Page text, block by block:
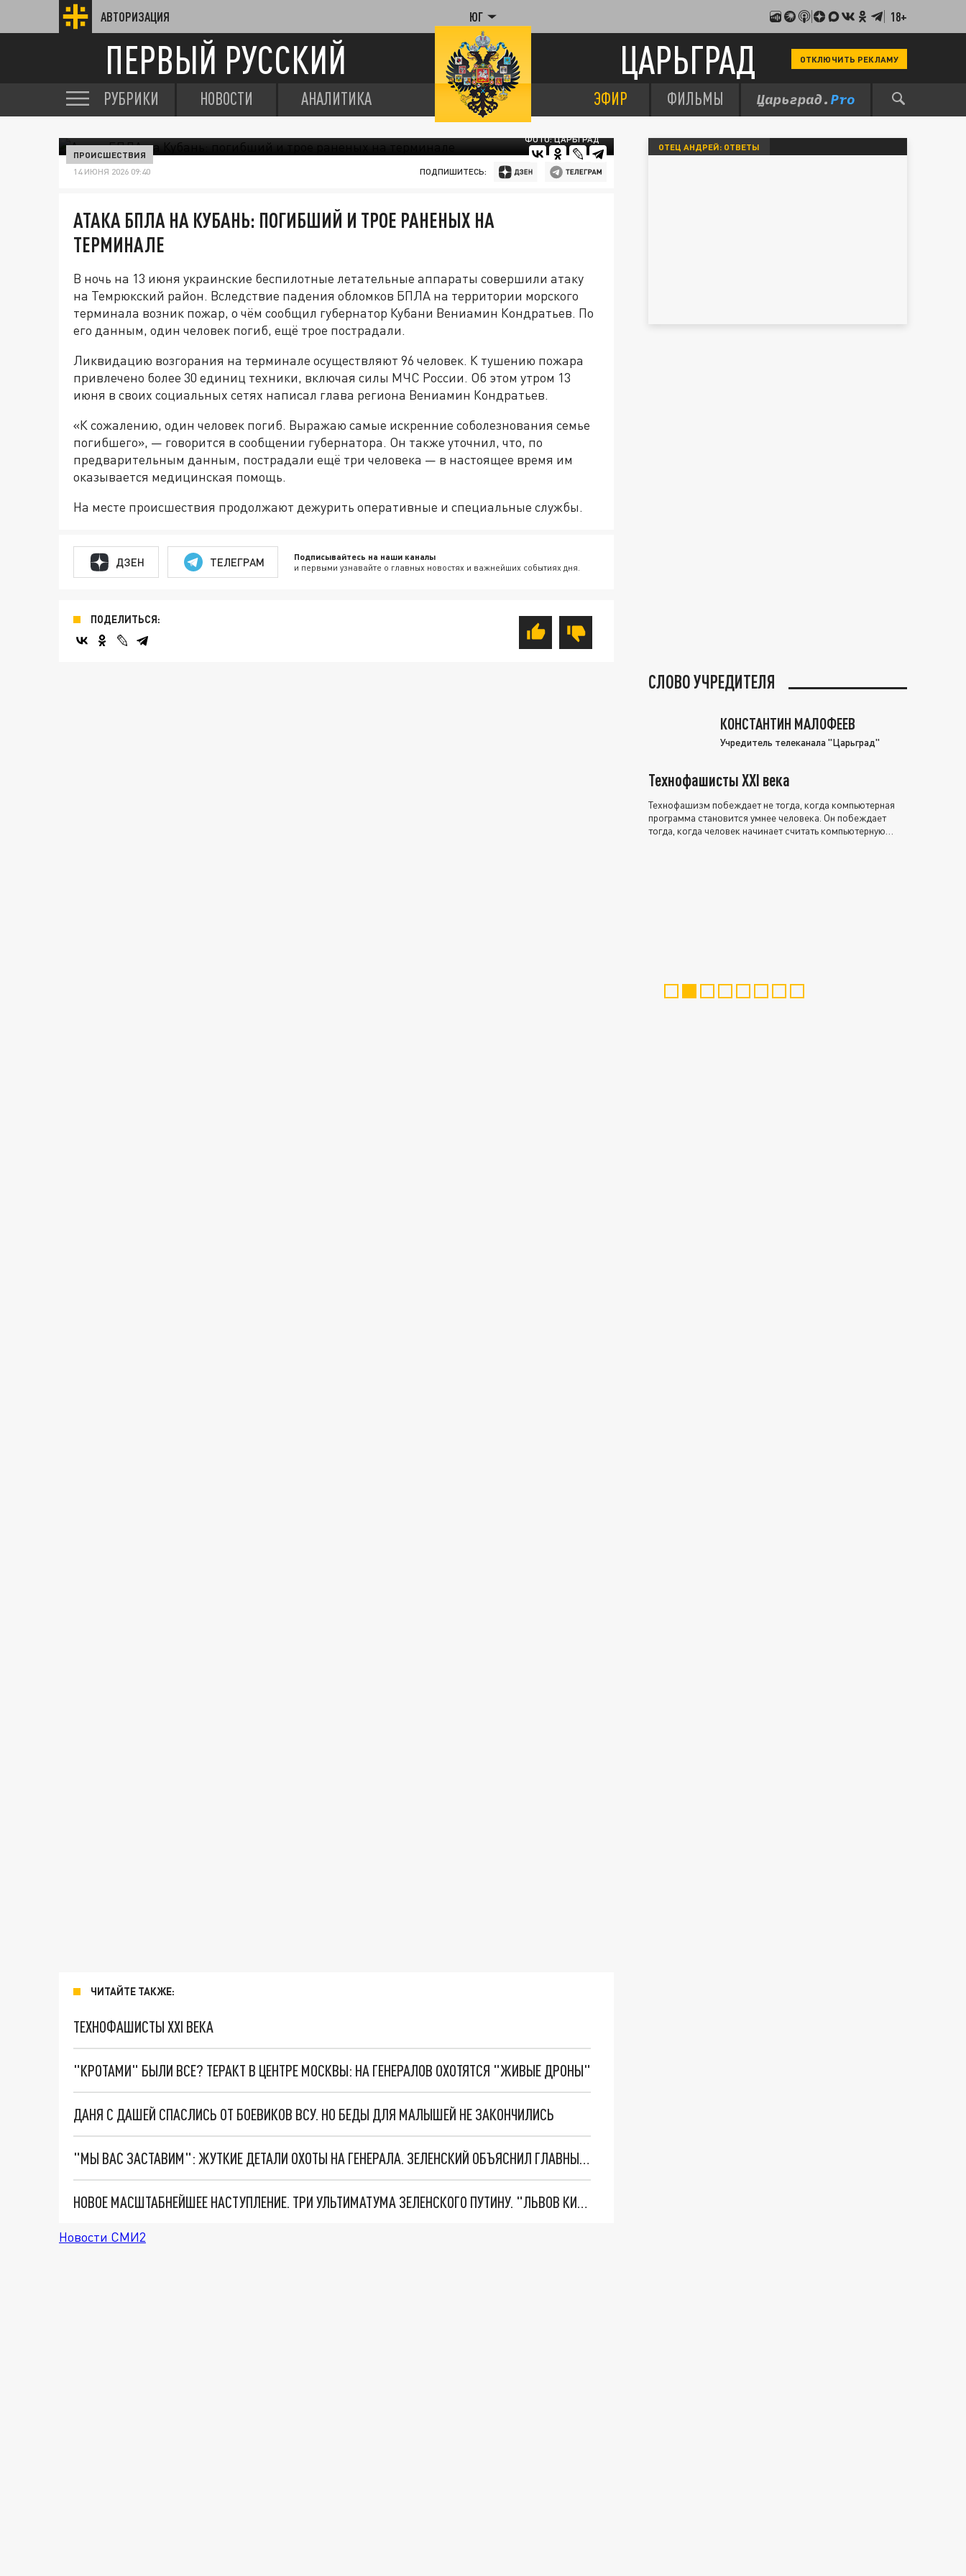
АВТОРИЗАЦИЯ ЮГ 18+
ПЕРВЫЙ РУССКИЙ ЦАРЬГРАД ОТКЛЮЧИТЬ РЕКЛАМУ
РУБРИКИ НОВОСТИ АНАЛИТИКА ЭФИР ФИЛЬМЫ
ФОТО: ЦАРЬГРАД
ПРОИСШЕСТВИЯ
14 ИЮНЯ 2026 09:40 ПОДПИШИТЕСЬ:
АТАКА БПЛА НА КУБАНЬ: ПОГИБШИЙ И ТРОЕ РАНЕНЫХ НА
ТЕРМИНАЛЕ
В ночь на 13 июня украинские беспилотные летательные аппараты совершили атаку
на Темрюкский район. Вследствие падения обломков БПЛА на территории морского
терминала возник пожар, о чём сообщил губернатор Кубани Вениамин Кондратьев. По
его данным, один человек погиб, ещё трое пострадали.
Ликвидацию возгорания на терминале осуществляют 96 человек. К тушению пожара
привлечено более 30 единиц техники, включая силы МЧС России. Об этом утром 13
июня в своих социальных сетях написал глава региона Вениамин Кондратьев.
«К сожалению, один человек погиб. Выражаю самые искренние соболезнования семье
погибшего», — говорится в сообщении губернатора. Он также уточнил, что, по
предварительным данным, пострадали ещё три человека — в настоящее время им
оказывается медицинская помощь.
На месте происшествия продолжают дежурить оперативные и специальные службы.
ДЗЕН ТЕЛЕГРАМ Подписывайтесь на наши каналы
и первыми узнавайте о главных новостях и важнейших событиях дня.
ПОДЕЛИТЬСЯ:
ЧИТАЙТЕ ТАКЖЕ:
ТЕХНОФАШИСТЫ XXI ВЕКА
"КРОТАМИ" БЫЛИ ВСЕ? ТЕРАКТ В ЦЕНТРЕ МОСКВЫ: НА ГЕНЕРАЛОВ ОХОТЯТСЯ "ЖИВЫЕ ДРОНЫ"
ДАНЯ С ДАШЕЙ СПАСЛИСЬ ОТ БОЕВИКОВ ВСУ. НО БЕДЫ ДЛЯ МАЛЫШЕЙ НЕ ЗАКОНЧИЛИСЬ
"МЫ ВАС ЗАСТАВИМ": ЖУТКИЕ ДЕТАЛИ ОХОТЫ НА ГЕНЕРАЛА. ЗЕЛЕНСКИЙ ОБЪЯСНИЛ ГЛАВНЫЙ СМЫСЛ ТЕРАКТА В ЦЕНТРЕ МОСКВЫ
НОВОЕ МАСШТАБНЕЙШЕЕ НАСТУПЛЕНИЕ. ТРИ УЛЬТИМАТУМА ЗЕЛЕНСКОГО ПУТИНУ. "ЛЬВОВ КИМА" ПОСТАВЯТ НА ПВО? ГЛОБАЛЬНЫЙ ПРОРЫВ ПОД ЗАПОРОЖЬЕМ
Новости СМИ2
ОТЕЦ АНДРЕЙ: ОТВЕТЫ
СЛОВО УЧРЕДИТЕЛЯ
КОНСТАНТИН МАЛОФЕЕВ
Учредитель телеканала "Царьград"
Технофашисты XXI века
Технофашизм побеждает не тогда, когда компьютерная
программа становится умнее человека. Он побеждает
тогда, когда человек начинает считать компьютерную